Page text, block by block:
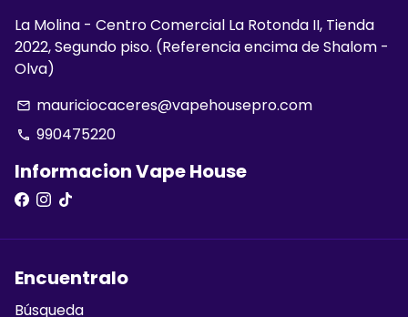
La Molina - Centro Comercial La Rotonda II, Tienda
2022, Segundo piso. (Referencia encima de Shalom -
Olva)
email mauriciocaceres@vapehousepro.com
phone 990475220
Informacion Vape House
Encuentralo
Búsqueda